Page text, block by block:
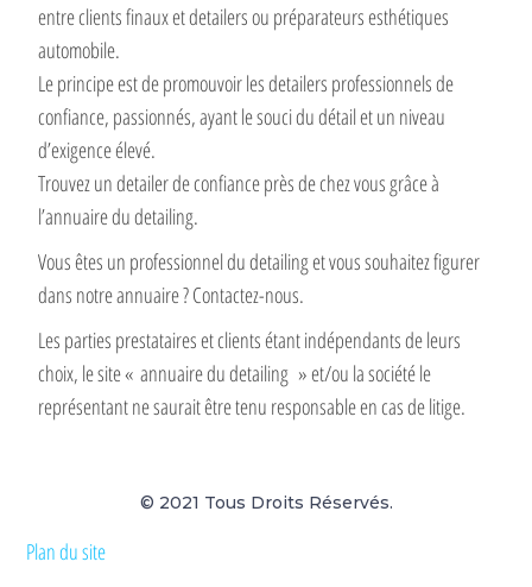
entre clients finaux et detailers ou préparateurs esthétiques
automobile.
Le principe est de promouvoir les detailers professionnels de
confiance, passionnés, ayant le souci du détail et un niveau
d’exigence élevé.
Trouvez un detailer de confiance près de chez vous grâce à
l’annuaire du detailing.
Vous êtes un professionnel du detailing et vous souhaitez figurer
dans notre annuaire ? Contactez-nous.
Les parties prestataires et clients étant indépendants de leurs
choix, le site « annuaire du detailing » et/ou la société le
représentant ne saurait être tenu responsable en cas de litige.
© 2021 Tous Droits Réservés.
Plan du site